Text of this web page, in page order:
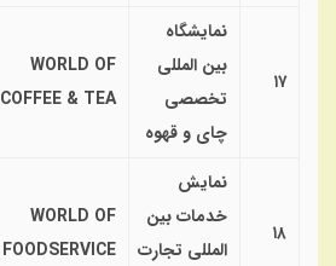
۱۷
نمایشگاه
بین المللی
تخصصی
چای و قهوه
WORLD OF
COFFEE & TEA
۱۸
نمایش
خدمات بین
المللی تجارت
WORLD OF
FOODSERVICE